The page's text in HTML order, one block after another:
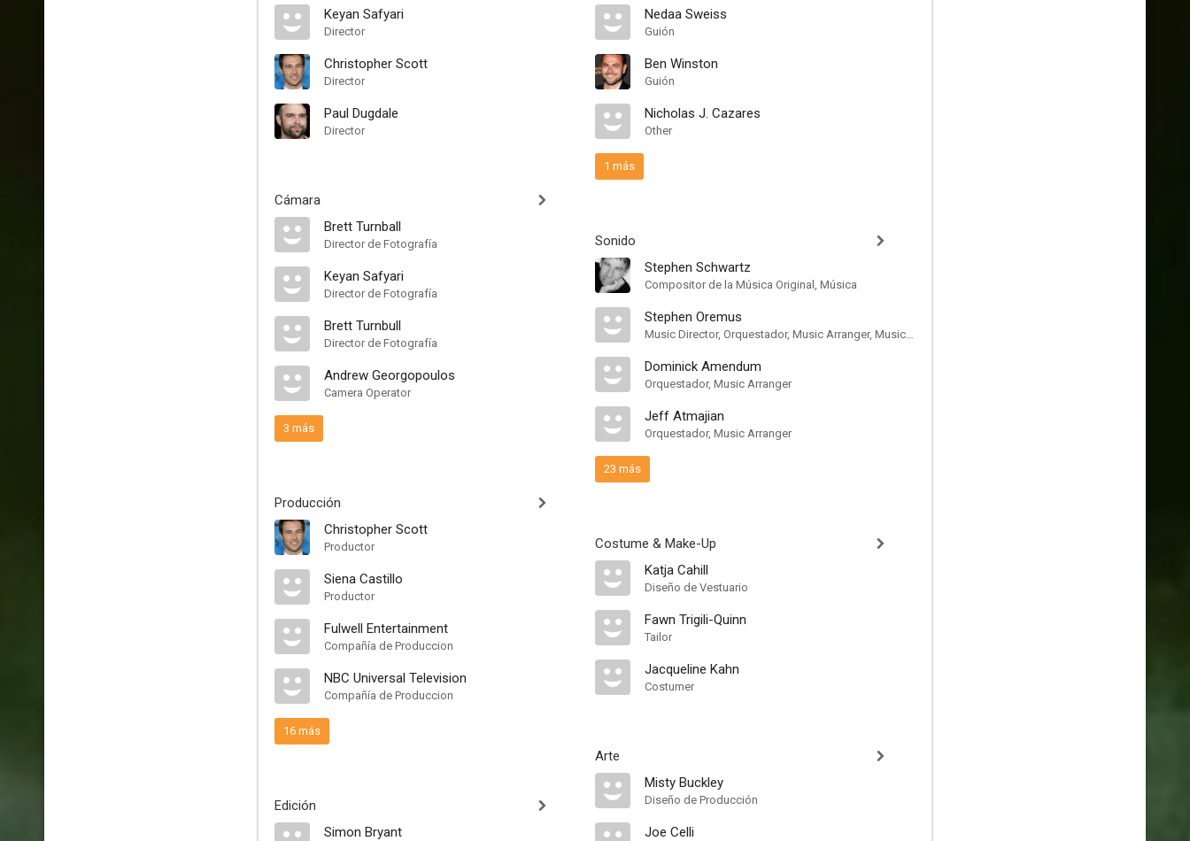
Keyan Safyari
Director
Christopher Scott
Director
Paul Dugdale
Director
Cámara
Brett Turnball
Director de Fotografía
Keyan Safyari
Director de Fotografía
Brett Turnbull
Director de Fotografía
Andrew Georgopoulos
Camera Operator
3 más
Producción
Christopher Scott
Productor
Siena Castillo
Productor
Fulwell Entertainment
Compañía de Produccion
NBC Universal Television
Compañía de Produccion
16 más
Edición
Simon Bryant
Nedaa Sweiss
Guión
Ben Winston
Guión
Nicholas J. Cazares
Other
1 más
Sonido
Stephen Schwartz
Compositor de la Música Original, Música
Stephen Oremus
Music Director, Orquestador, Music Arranger, Music Producer
Dominick Amendum
Orquestador, Music Arranger
Jeff Atmajian
Orquestador, Music Arranger
23 más
Costume & Make-Up
Katja Cahill
Diseño de Vestuario
Fawn Trigili-Quinn
Tailor
Jacqueline Kahn
Costumer
Arte
Misty Buckley
Diseño de Producción
Joe Celli